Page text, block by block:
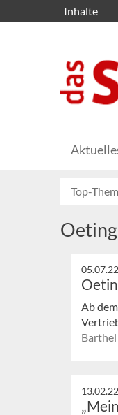
Inhalte
Top-
Ab
Barthel